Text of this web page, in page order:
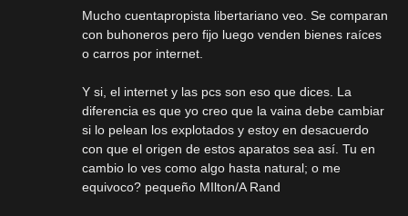
Mucho cuentapropista libertariano veo. Se comparan
con buhoneros pero fijo luego venden bienes raíces
o carros por internet.
Y si, el internet y las pcs son eso que dices. La
diferencia es que yo creo que la vaina debe cambiar
si lo pelean los explotados y estoy en desacuerdo
con que el origen de estos aparatos sea así. Tu en
cambio lo ves como algo hasta natural; o me
equivoco? pequeño MIlton/A Rand